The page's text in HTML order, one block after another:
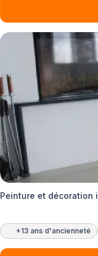
Peinture et décoration
+13 ans d'ancienneté